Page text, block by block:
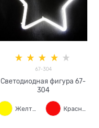
67-304
Светодиодная фигура 67-
304